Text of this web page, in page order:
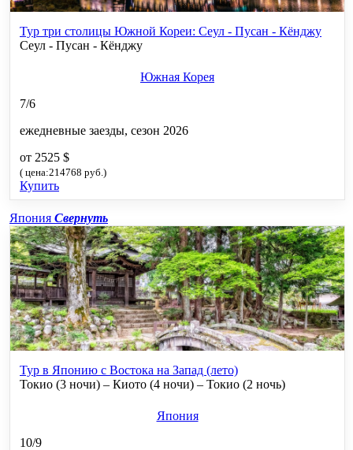
Тур три столицы Южной Кореи: Сеул - Пусан - Кёнджу
Сеул - Пусан - Кёнджу
Южная Корея
7/6
ежедневные заезды, сезон 2026
от 2525 $
( цена:214768 руб.)
Купить
Япония Свернуть
Тур в Японию с Востока на Запад (лето)
Токио (3 ночи) – Киото (4 ночи) – Токио (2 ночь)
Япония
10/9